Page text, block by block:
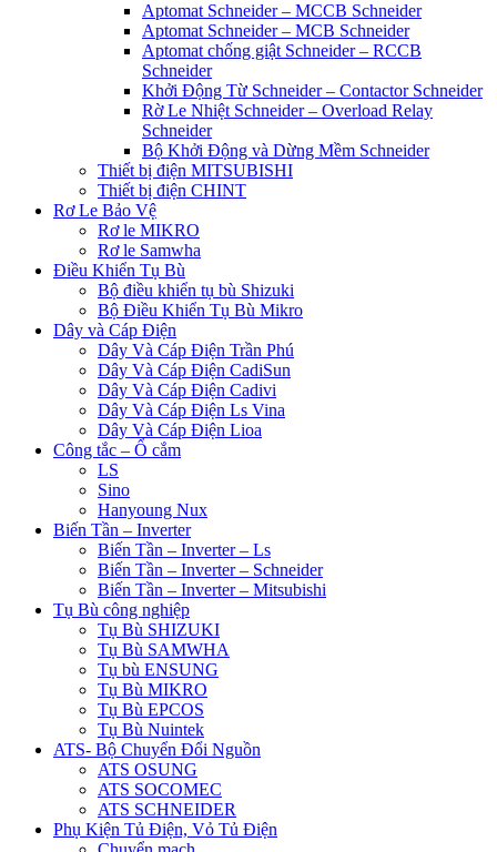
Aptomat Schneider – MCCB Schneider
Aptomat Schneider – MCB Schneider
Aptomat chống giật Schneider – RCCB
Schneider
Khởi Động Từ Schneider – Contactor Schneider
Rờ Le Nhiệt Schneider – Overload Relay
Schneider
Bộ Khởi Động và Dừng Mềm Schneider
Thiết bị điện MITSUBISHI
Thiết bị điện CHINT
Rơ Le Bảo Vệ
Rơ le MIKRO
Rơ le Samwha
Điều Khiển Tụ Bù
Bộ điều khiển tụ bù Shizuki
Bộ Điều Khiển Tụ Bù Mikro
Dây và Cáp Điện
Dây Và Cáp Điện Trần Phú
Dây Và Cáp Điện CadiSun
Dây Và Cáp Điện Cadivi
Dây Và Cáp Điện Ls Vina
Dây Và Cáp Điện Lioa
Công tắc – Ổ cắm
LS
Sino
Hanyoung Nux
Biến Tần – Inverter
Biến Tần – Inverter – Ls
Biến Tần – Inverter – Schneider
Biến Tần – Inverter – Mitsubishi
Tụ Bù công nghiệp
Tụ Bù SHIZUKI
Tụ Bù SAMWHA
Tụ bù ENSUNG
Tụ Bù MIKRO
Tụ Bù EPCOS
Tụ Bù Nuintek
ATS- Bộ Chuyển Đổi Nguồn
ATS OSUNG
ATS SOCOMEC
ATS SCHNEIDER
Phụ Kiện Tủ Điện, Vỏ Tủ Điện